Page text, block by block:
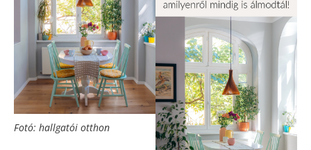
Fotó: hallgatói otthon